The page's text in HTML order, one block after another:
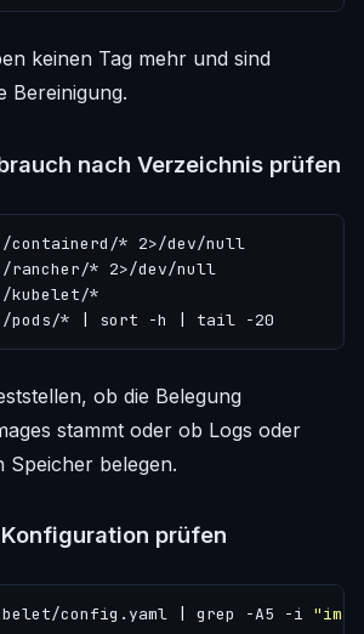
keinen Tag mehr und sind
Bereinigung.
nach Verzeichnis prüfen
du -sh /var/lib/containerd/* 2>/dev/null
du -sh /var/lib/rancher/* 2>/dev/null
pods/*
sort -h
ob die Belegung
stammt oder ob Logs oder
Speicher belegen.
prüfen
config.yaml grep -A5 -i